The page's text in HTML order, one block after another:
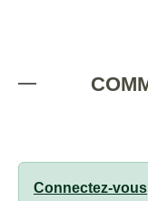
Connectez-vous